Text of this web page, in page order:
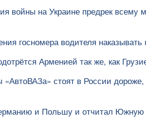
войны на Украине предрек всему
госномера водителя наказывать
Арменией так же, как
стоят в России
и Польшу и отчитал